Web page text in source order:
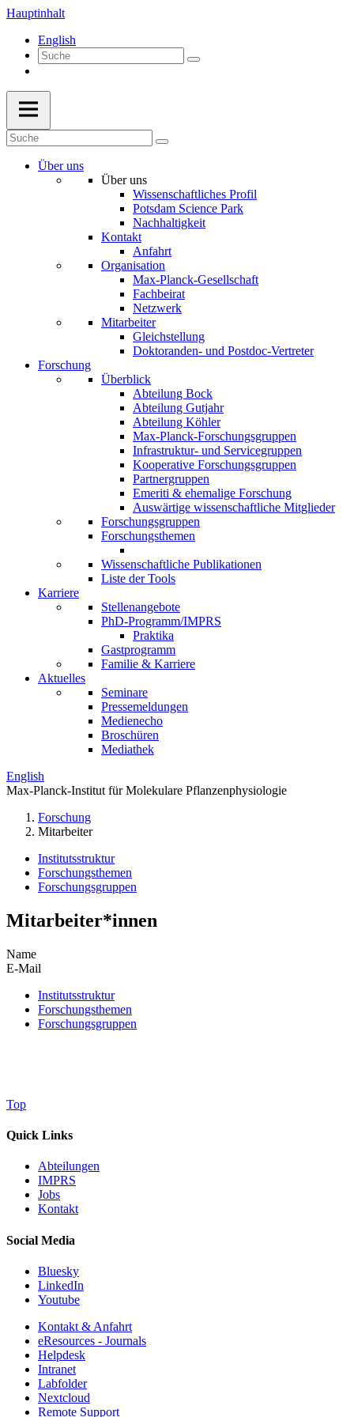
Hauptinhalt
English
Über uns
Über uns
Wissenschaftliches Profil
Potsdam Science Park
Nachhaltigkeit
Kontakt
Anfahrt
Organisation
Max-Planck-Gesellschaft
Fachbeirat
Netzwerk
Mitarbeiter
Gleichstellung
Doktoranden- und Postdoc-Vertreter
Forschung
Überblick
Abteilung Bock
Abteilung Gutjahr
Abteilung Köhler
Max-Planck-Forschungsgruppen
Infrastruktur- und Servicegruppen
Kooperative Forschungsgruppen
Partnergruppen
Emeriti & ehemalige Forschung
Auswärtige wissenschaftliche Mitglieder
Forschungsgruppen
Forschungsthemen
Wissenschaftliche Publikationen
Liste der Tools
Karriere
Stellenangebote
PhD-Programm/IMPRS
Praktika
Gastprogramm
Familie & Karriere
Aktuelles
Seminare
Pressemeldungen
Medienecho
Broschüren
Mediathek
English
Max-Planck-Institut für Molekulare Pflanzenphysiologie
Forschung
Mitarbeiter
Institutsstruktur
Forschungsthemen
Forschungsgruppen
Mitarbeiter*innen
Name
E-Mail
Institutsstruktur
Forschungsthemen
Forschungsgruppen
Top
Quick Links
Abteilungen
IMPRS
Jobs
Kontakt
Social Media
Bluesky
LinkedIn
Youtube
Kontakt & Anfahrt
eResources - Journals
Helpdesk
Intranet
Labfolder
Nextcloud
Remote Support